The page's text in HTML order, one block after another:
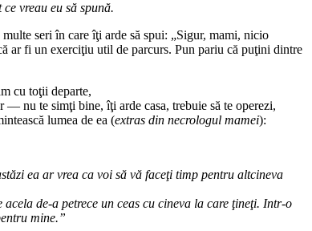
vreau eu să spună.
seri în care îţi arde să spui: „Sigur, mami, nicio
ar fi un exerciţiu util de parcurs. Pun pariu că puţini dintre
cu toţii de­parte,
— nu te simţi bine, îţi arde casa, trebuie să te operezi,
lumea de ea (extras din necrologul mamei):
ea ar vrea ca voi să vă faceţi timp pentru altcineva
de-a petrece un ceas cu cineva la care ţineţi. Intr-o
mine.”